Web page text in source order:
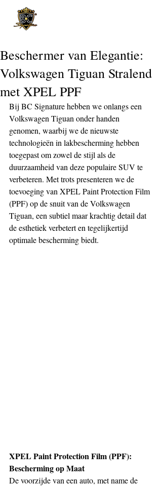
Beschermer van Elegantie:
Volkswagen Tiguan Stralend
met XPEL PPF
Bij BC Signature hebben we onlangs een
Volkswagen Tiguan onder handen
genomen, waarbij we de nieuwste
technologieën in lakbescherming hebben
toegepast om zowel de stijl als de
duurzaamheid van deze populaire SUV te
verbeteren. Met trots presenteren we de
toevoeging van XPEL Paint Protection Film
(PPF) op de snuit van de Volkswagen
Tiguan, een subtiel maar krachtig detail dat
de esthetiek verbetert en tegelijkertijd
optimale bescherming biedt.
XPEL Paint Protection Film (PPF):
Bescherming op Maat
De voorzijde van een auto, met name de